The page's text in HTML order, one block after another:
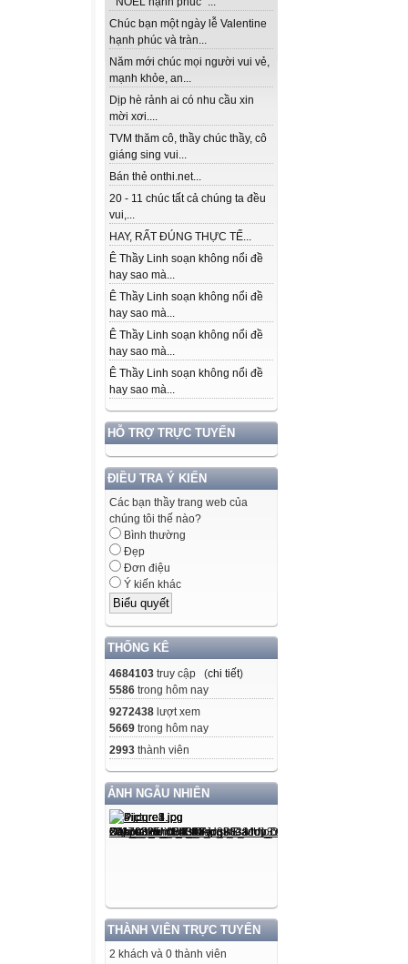
Chúc bạn một ngày lễ Valentine
hạnh phúc và tràn...
Năm mới chúc mọi người vui vẻ,
mạnh khỏe, an...
Dịp hè rảnh ai có nhu cầu xin
mời xơi....
TVM thăm cô, thầy chúc thầy, cô
giáng sing vui...
Bán thẻ onthi.net...
20 - 11 chúc tất cả chúng ta đều
vui,...
HAY, RẤT ĐÚNG THỰC TẾ...
Ê Thầy Linh soạn không nổi đề
hay sao mà...
Ê Thầy Linh soạn không nổi đề
hay sao mà...
Ê Thầy Linh soạn không nổi đề
hay sao mà...
Ê Thầy Linh soạn không nổi đề
hay sao mà...
HỖ TRỢ TRỰC TUYẾN
ĐIỀU TRA Ý KIẾN
Các bạn thầy trang web của
chúng tôi thế nào?
Bình thường
Đẹp
Đơn điệu
Ý kiến khác
THỐNG KÊ
4684103 truy cập (chi tiết)
5586 trong hôm nay
9272438 lượt xem
5669 trong hôm nay
2993 thành viên
ẢNH NGẪU NHIÊN
THÀNH VIÊN TRỰC TUYẾN
2 khách và 0 thành viên